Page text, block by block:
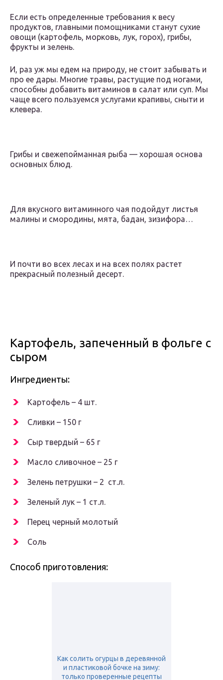
Если есть определенные требования к весу
продуктов, главными помощниками станут сухие
овощи (картофель, морковь, лук, горох), грибы,
фрукты и зелень.
И, раз уж мы едем на природу, не стоит забывать и
про ее дары. Многие травы, растущие под ногами,
способны добавить витаминов в салат или суп. Мы
чаще всего пользуемся услугами крапивы, сныти и
клевера.
Грибы и свежепойманная рыба — хорошая основа
основных блюд.
Для вкусного витаминного чая подойдут листья
малины и смородины, мята, бадан, зизифора…
И почти во всех лесах и на всех полях растет
прекрасный полезный десерт.
Картофель, запеченный в фольге с
сыром
Ингредиенты:
Картофель – 4 шт.
Сливки – 150 г
Сыр твердый – 65 г
Масло сливочное – 25 г
Зелень петрушки – 2 ст.л.
Зеленый лук – 1 ст.л.
Перец черный молотый
Соль
Способ приготовления:
Как солить огурцы в деревянной
и пластиковой бочке на зиму:
только проверенные рецепты